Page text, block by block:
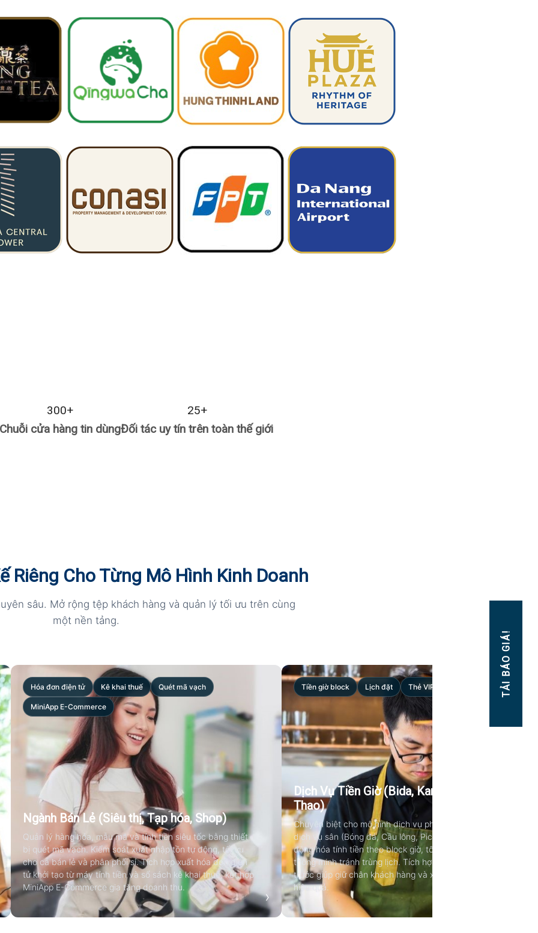
300+
Chuỗi cửa hàng tin dùng
25+
Đối tác uy tín trên toàn thế giới
Riêng Cho Từng Mô Hình Kinh Doanh
sâu. Mở rộng tệp khách hàng và quản lý tối ưu trên cùng
một nền tảng.
Hóa đơn điện tử Kê khai thuế Quét mã vạch
MiniApp E-Commerce
Ngành Bán Lẻ (Siêu thị, Tạp hóa, Shop)
Quản lý hàng hóa, mẫu mã và tính tiền siêu tốc bằng thiết
bị quét mã vạch. Kiểm soát xuất nhập tồn tự động, tối ưu
cho cả bán lẻ và phân phối sỉ. Tích hợp xuất hóa đơn điện
tử khởi tạo từ máy tính tiền và sổ sách kê khai thuế, kết hợp
MiniApp E-Commerce gia tăng doanh thu.
›
Tiền giờ block Lịch đặt Thẻ VIP trả trước
Dịch Vụ Tiền Giờ (Bida, Karaoke, Sân Thể
Thao)
Chuyên biệt cho mô hình dịch vụ phòng (Karaoke, Bida) và
dịch vụ sân (Bóng đá, Cầu lông, Pickleball). Hệ thống tự
động hóa tính tiền theo block giờ, tối ưu quản lý lịch đặt
thông minh tránh trùng lịch. Tích hợp phát hành thẻ VIP trả
trước giúp giữ chân khách hàng và xoay vòng dòng tiền
hiệu quả.
TẢI BÁO GIÁ!